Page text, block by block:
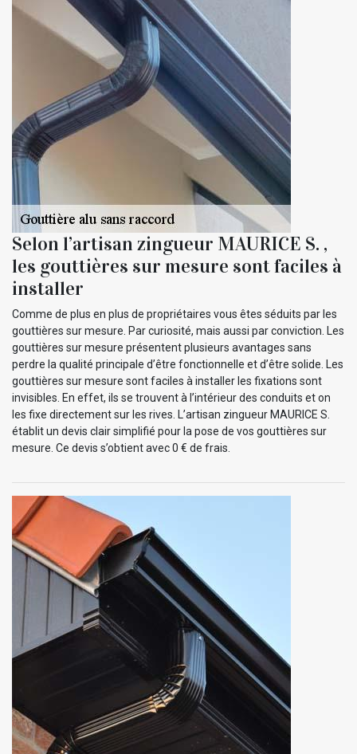
Selon l’artisan zingueur MAURICE S. ,
les gouttières sur mesure sont faciles à
installer
Comme de plus en plus de propriétaires vous êtes séduits par les
gouttières sur mesure. Par curiosité, mais aussi par conviction. Les
gouttières sur mesure présentent plusieurs avantages sans
perdre la qualité principale d’être fonctionnelle et d’être solide. Les
gouttières sur mesure sont faciles à installer les fixations sont
invisibles. En effet, ils se trouvent à l’intérieur des conduits et on
les fixe directement sur les rives. L’artisan zingueur MAURICE S.
établit un devis clair simplifié pour la pose de vos gouttières sur
mesure. Ce devis s’obtient avec 0 € de frais.